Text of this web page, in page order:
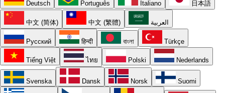
Deutsch Português Italiano 日本語
中文 (简体) 中文 (繁體) العربية
Русский हिन्दी বাংলা Türkçe
Tiếng Việt ไทย Polski Nederlands
Svenska Dansk Norsk Suomi